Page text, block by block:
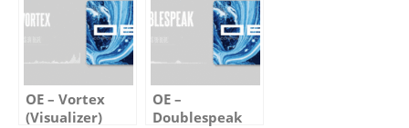
OE – Vortex
(Visualizer)
OE –
Doublespeak